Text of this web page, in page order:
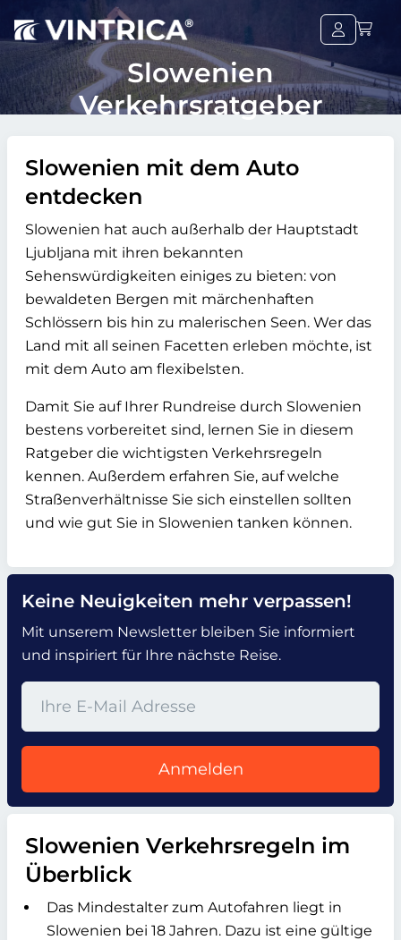
Slowenien
Verkehrsratgeber
Slowenien mit dem Auto
entdecken
Slowenien hat auch außerhalb der Hauptstadt
Ljubljana mit ihren bekannten
Sehenswürdigkeiten einiges zu bieten: von
bewaldeten Bergen mit märchenhaften
Schlössern bis hin zu malerischen Seen. Wer das
Land mit all seinen Facetten erleben möchte, ist
mit dem Auto am flexibelsten.
Damit Sie auf Ihrer Rundreise durch Slowenien
bestens vorbereitet sind, lernen Sie in diesem
Ratgeber die wichtigsten Verkehrsregeln
kennen. Außerdem erfahren Sie, auf welche
Straßenverhältnisse Sie sich einstellen sollten
und wie gut Sie in Slowenien tanken können.
Keine Neuigkeiten mehr verpassen!
Mit unserem Newsletter bleiben Sie informiert
und inspiriert für Ihre nächste Reise.
Anmelden
Slowenien Verkehrsregeln im
Überblick
Das Mindestalter zum Autofahren liegt in
Slowenien bei 18 Jahren. Dazu ist eine gültige